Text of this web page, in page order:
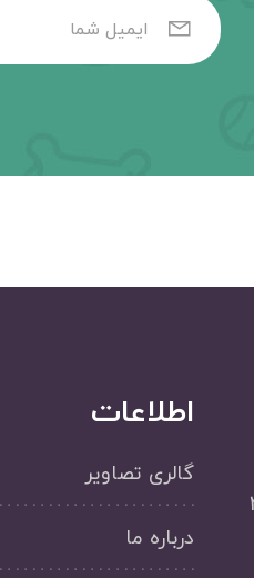
اطلاعات
گالری تصاویر
درباره ما